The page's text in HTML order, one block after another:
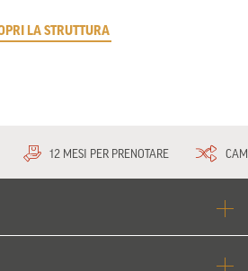
LA STRUTTURA
12 MESI PER PRENOTARE